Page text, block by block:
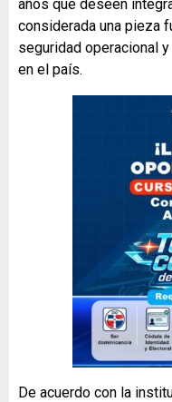
años que deseen
considerada una pieza
seguridad operacional
en el país.
De acuerdo con la